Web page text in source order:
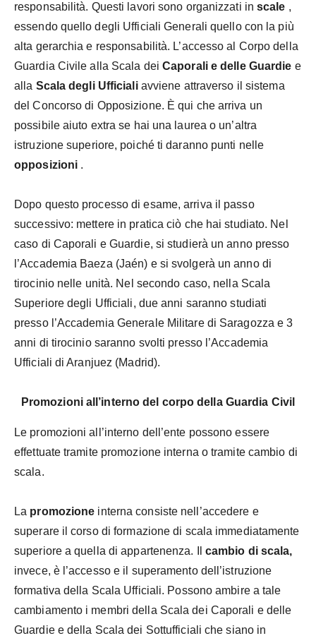
responsabilità. Questi lavori sono organizzati in scale ,
essendo quello degli Ufficiali Generali quello con la più
alta gerarchia e responsabilità. L’accesso al Corpo della
Guardia Civile alla Scala dei Caporali e delle Guardie e
alla Scala degli Ufficiali avviene attraverso il sistema
del Concorso di Opposizione. È qui che arriva un
possibile aiuto extra se hai una laurea o un’altra
istruzione superiore, poiché ti daranno punti nelle
opposizioni .
Dopo questo processo di esame, arriva il passo
successivo: mettere in pratica ciò che hai studiato. Nel
caso di Caporali e Guardie, si studierà un anno presso
l’Accademia Baeza (Jaén) e si svolgerà un anno di
tirocinio nelle unità. Nel secondo caso, nella Scala
Superiore degli Ufficiali, due anni saranno studiati
presso l’Accademia Generale Militare di Saragozza e 3
anni di tirocinio saranno svolti presso l’Accademia
Ufficiali di Aranjuez (Madrid).
Promozioni all’interno del corpo della Guardia Civil
Le promozioni all’interno dell’ente possono essere
effettuate tramite promozione interna o tramite cambio di
scala.
La promozione interna consiste nell’accedere e
superare il corso di formazione di scala immediatamente
superiore a quella di appartenenza. Il
cambio di scala,
invece, è l’accesso e il superamento dell’istruzione
formativa della Scala Ufficiali. Possono ambire a tale
cambiamento i membri della Scala dei Caporali e delle
Guardie e della Scala dei Sottufficiali che siano in